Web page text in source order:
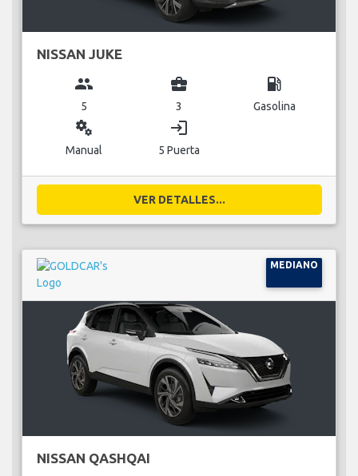
NISSAN JUKE
group
5
business_center
3
local_gas_station
Gasolina
miscellaneous_services
Manual
login
5 Puerta
VER DETALLES...
MEDIANO
NISSAN QASHQAI